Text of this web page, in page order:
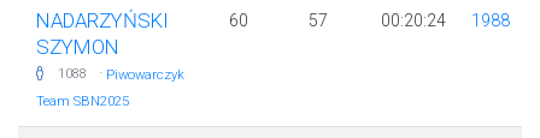
NADARZYŃSKI
SZYMON
1088 · Piwowarczyk
Team SBN2025
60 57 00:20:24 1988